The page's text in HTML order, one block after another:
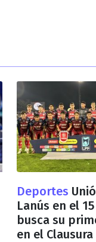
Deportes
Lanús en el
busca su
en el Clausura